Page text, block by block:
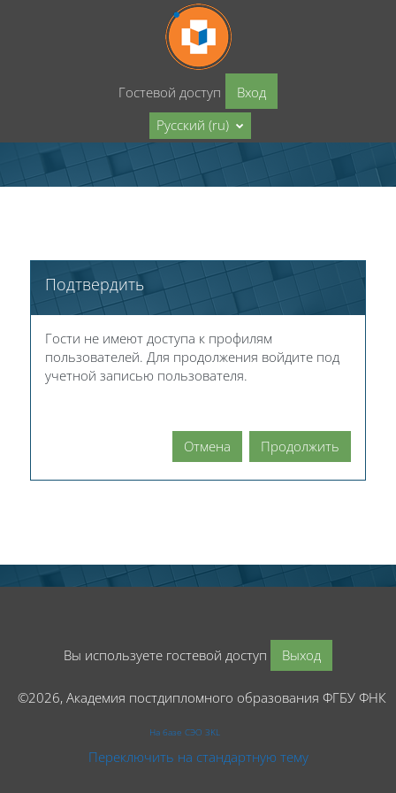
Перейти к основному содержанию
Гостевой доступ
Вход
Русский ‎(ru)‎
Подтвердить
Гости не имеют доступа к профилям
пользователей. Для продолжения войдите под
учетной записью пользователя.
Отмена Продолжить
Вы используете гостевой доступ Выход
©2026, Академия постдипломного образования ФГБУ
На базе СЭО 3KL
Переключить на стандартную тему